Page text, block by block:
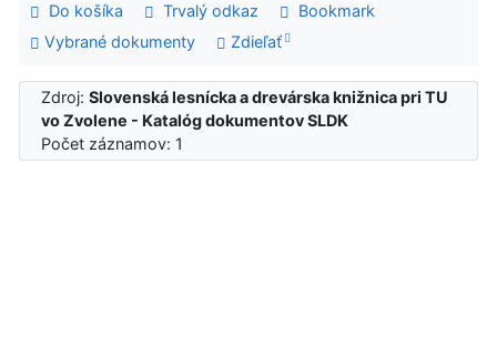
Do košíka Trvalý odkaz
Bookmark
Vybrané dokumenty
Zdieľať
Zdroj:Slovenská lesnícka a drevárska knižnica pri TU
vo Zvolene - Katalóg dokumentov SLDK
Počet záznamov: 1